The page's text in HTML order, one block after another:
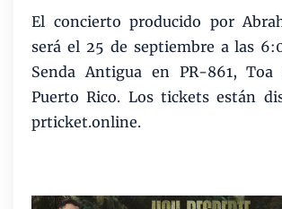
El concierto producido por
será el 25 de septiembre a las
Senda Antigua en PR-861, Toa
Puerto Rico. Los tickets están
prticket.online.